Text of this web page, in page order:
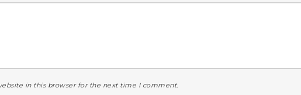
in this browser for the next time I comment.